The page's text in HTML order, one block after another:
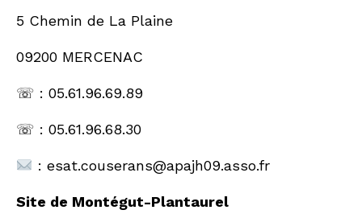
5 Chemin de La Plaine
09200 MERCENAC
☏ : 05.61.96.69.89
☏ : 05.61.96.68.30
: esat.couserans@apajh09.asso.fr
Site de Montégut-Plantaurel